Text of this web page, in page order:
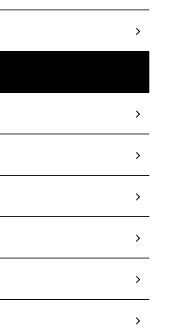
特徴
と質感
を独自の比率でブレン
力に優れ濃色の上にも
豊富で使用面積により
装可能
ぜてつくる左官用の塗
で購入・保存が可能。
ラーで簡単に施工でき